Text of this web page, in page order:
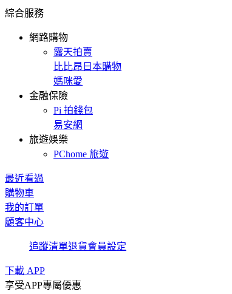
綜合服務
網路購物
露天拍賣
比比昂日本購物
媽咪愛
金融保險
Pi 拍錢包
易安網
旅遊娛樂
PChome 旅遊
最近看過
購物車
我的訂單
顧客中心
追蹤清單退貨會員設定
下載 APP
享受APP專屬優惠